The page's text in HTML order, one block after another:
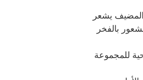
يشعر
لكرة القدم 2024 لكن عليه الشعور بالفخر
للمجموعة